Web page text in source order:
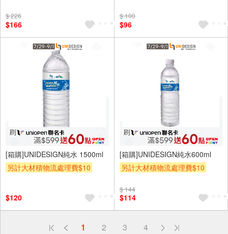
$ 226
$166
$ 100
$96
12入
[箱購]UNIDESIGN純水 1500ml
另計大材積物流處理費$10
$120
24入
[箱購]UNIDESIGN純水600ml
另計大材積物流處理費$10
$ 144
$114
1 2 3 4
偏遠地區配送